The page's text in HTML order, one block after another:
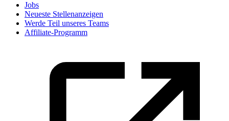
Jobs
Neueste Stellenanzeigen
Werde Teil unseres Teams
Affiliate-Programm